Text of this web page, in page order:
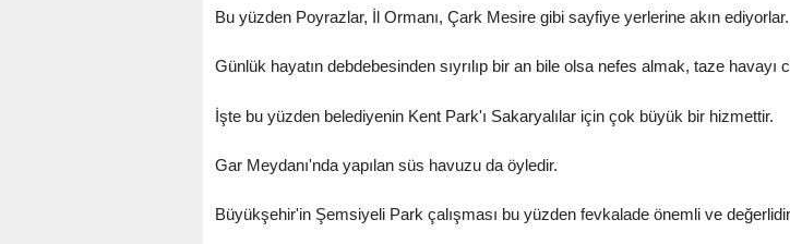
Bu yüzden Poyrazlar, İl Ormanı, Çark Mesire gibi sayfiye yerlerine akın ediyorlar.
Günlük hayatın debdebesinden sıyrılıp bir an bile olsa nefes almak, taze
İşte bu yüzden belediyenin Kent Park'ı Sakaryalılar için çok büyük bir hizmettir.
Gar Meydanı'nda yapılan süs havuzu da öyledir.
Büyükşehir'in Şemsiyeli Park çalışması bu yüzden fevkalade önemli ve